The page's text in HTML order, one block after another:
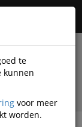
te
kunnen
voor meer
worden.